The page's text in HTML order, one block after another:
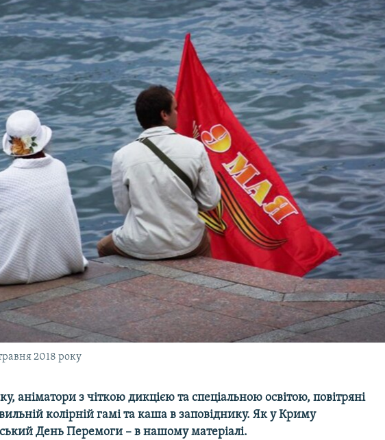
2018 року
аніматори з чіткою дикцією та спеціальною освітою, повітряні
колірній гамі та каша в заповіднику. Як у Криму
День Перемоги – в нашому матеріалі.